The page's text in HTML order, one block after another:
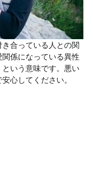
合っている人との関
係になっている異性
いう意味です。悪い
心してください。